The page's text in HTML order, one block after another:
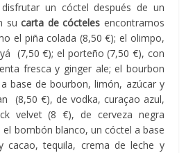
un cóctel después de un
sucarta de cócteles encontramos
el piña colada (8,50 €); el olimpo,
(7,50 €); el porteño (7,50 €), con
fresca y ginger ale; el bourbon
base de bourbon, limón, azúcar y
(8,50 €), de vodka, curaçao azul,
velvet (8 €), de cerveza negra
el bombón blanco, un cóctel a base
cacao, tequila, crema de leche y